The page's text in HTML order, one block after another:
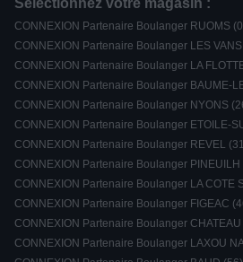
Sélectionnez votre magasin :
CONNEXION Partenaire Boulanger RUOMS
CONNEXION Partenaire Boulanger LES
CONNEXION Partenaire Boulanger LA
CONNEXION Partenaire Boulanger BAUME-
CONNEXION Partenaire Boulanger NYONS
CONNEXION Partenaire Boulanger ETOILE-
CONNEXION Partenaire Boulanger REVEL
CONNEXION Partenaire Boulanger PINEUILH
CONNEXION Partenaire Boulanger LA COTE
CONNEXION Partenaire Boulanger FIGEAC
CONNEXION Partenaire Boulanger CHATEAU
CONNEXION Partenaire Boulanger LAXOU